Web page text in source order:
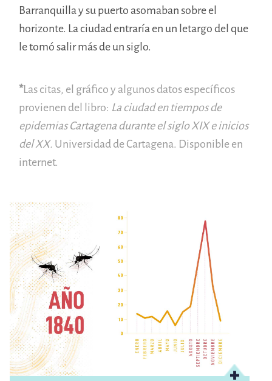
Barranquilla y su puerto asomaban sobre el
horizonte. La ciudad entraría en un letargo del que
le tomó salir más de un siglo.
*Las citas, el gráficoy algunos datos específicos
provienen del libro: La ciudad en tiempos de
epidemiasCartagena durante el siglo XIX e inicios
del XX. Universidad de Cartagena. Disponible en
internet.